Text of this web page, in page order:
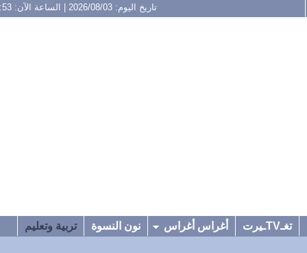
تاريخ اليوم: 2026/08/03 | الساعة الآن: 13:53
أغراس أغراس نون النسوة تربية وتعليم